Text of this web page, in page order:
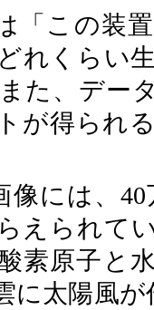
「この装
れくらい
た、デー
が得られ
像には、
えられて
素原子と
に太陽風